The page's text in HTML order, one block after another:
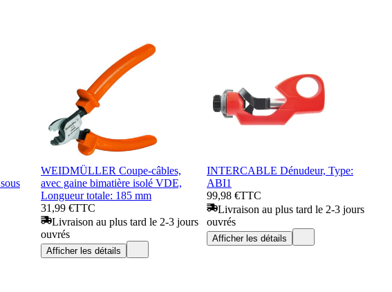
WEIDMÜLLER Coupe-câbles,
avec gaine bimatière isolé VDE,
Longueur totale: 185 mm
31,99 €TTC
Livraison au plus tard le 2-3 jours
ouvrés
Afficher les détails
INTERCABLE Dénudeur, Type:
ABI1
99,98 €TTC
Livraison au plus tard le 2-3 jours
ouvrés
Afficher les détails